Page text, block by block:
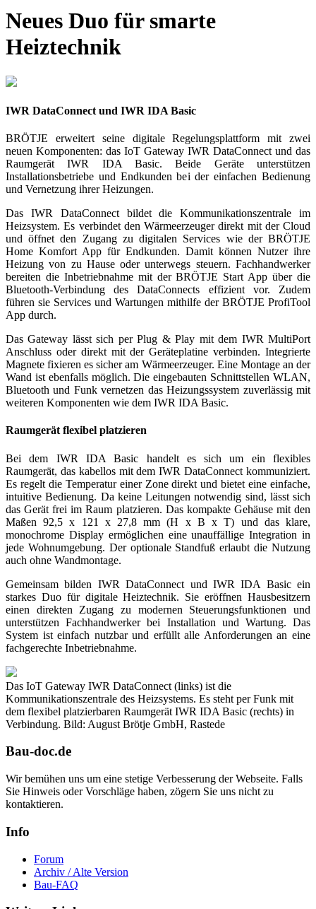
Neues Duo für smarte
Heiztechnik
IWR DataConnect und IWR IDA Basic
BRÖTJE erweitert seine digitale Regelungsplattform mit zwei
neuen Komponenten: das IoT Gateway IWR DataConnect und das
Raumgerät IWR IDA Basic. Beide Geräte unterstützen
Installationsbetriebe und Endkunden bei der einfachen Bedienung
und Vernetzung ihrer Heizungen.
Das IWR DataConnect bildet die Kommunikationszentrale im
Heizsystem. Es verbindet den Wärmeerzeuger direkt mit der Cloud
und öffnet den Zugang zu digitalen Services wie der BRÖTJE
Home Komfort App für Endkunden. Damit können Nutzer ihre
Heizung von zu Hause oder unterwegs steuern. Fachhandwerker
bereiten die Inbetriebnahme mit der BRÖTJE Start App über die
Bluetooth-Verbindung des DataConnects effizient vor. Zudem
führen sie Services und Wartungen mithilfe der BRÖTJE ProfiTool
App durch.
Das Gateway lässt sich per Plug & Play mit dem IWR MultiPort
Anschluss oder direkt mit der Geräteplatine verbinden. Integrierte
Magnete fixieren es sicher am Wärmeerzeuger. Eine Montage an der
Wand ist ebenfalls möglich. Die eingebauten Schnittstellen WLAN,
Bluetooth und Funk vernetzen das Heizungssystem zuverlässig mit
weiteren Komponenten wie dem IWR IDA Basic.
Raumgerät flexibel platzieren
Bei dem IWR IDA Basic handelt es sich um ein flexibles
Raumgerät, das kabellos mit dem IWR DataConnect kommuniziert.
Es regelt die Temperatur einer Zone direkt und bietet eine einfache,
intuitive Bedienung. Da keine Leitungen notwendig sind, lässt sich
das Gerät frei im Raum platzieren. Das kompakte Gehäuse mit den
Maßen 92,5 x 121 x 27,8 mm (H x B x T) und das klare,
monochrome Display ermöglichen eine unauffällige Integration in
jede Wohnumgebung. Der optionale Standfuß erlaubt die Nutzung
auch ohne Wandmontage.
Gemeinsam bilden IWR DataConnect und IWR IDA Basic ein
starkes Duo für digitale Heiztechnik. Sie eröffnen Hausbesitzern
einen direkten Zugang zu modernen Steuerungsfunktionen und
unterstützen Fachhandwerker bei Installation und Wartung. Das
System ist einfach nutzbar und erfüllt alle Anforderungen an eine
fachgerechte Inbetriebnahme.
Das IoT Gateway IWR DataConnect (links) ist die
Kommunikationszentrale des Heizsystems. Es steht per Funk mit
dem flexibel platzierbaren Raumgerät IWR IDA Basic (rechts) in
Verbindung. Bild: August Brötje GmbH, Rastede
Bau-doc.de
Wir bemühen uns um eine stetige Verbesserung der Webseite. Falls
Sie Hinweis oder Vorschläge haben, zögern Sie uns nicht zu
kontaktieren.
Info
Forum
Archiv / Alte Version
Bau-FAQ